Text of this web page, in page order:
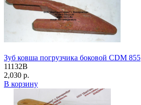
Зуб ковша погрузчика боковой CDM 855
11132B
2,030 р.
В корзину